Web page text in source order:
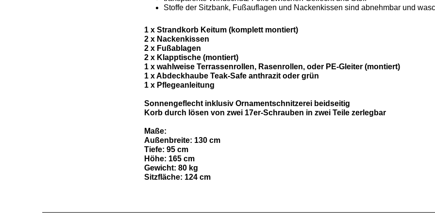
Stoffe der Sitzbank, Fußauflagen und Nackenkissen sind abnehmbar und
1 x Strandkorb Keitum (komplett montiert)
2 x Nackenkissen
2 x Fußablagen
2 x Klapptische (montiert)
1 x wahlweise Terrassenrollen, Rasenrollen, oder PE-Gleiter (montiert)
1 x Abdeckhaube Teak-Safe anthrazit oder grün
1 x Pflegeanleitung
Sonnengeflecht inklusiv Ornamentschnitzerei beidseitig
Korb durch lösen von zwei 17er-Schrauben in zwei Teile zerlegbar
Maße:
Außenbreite: 130 cm
Tiefe: 95 cm
Höhe: 165 cm
Gewicht: 80 kg
Sitzfläche: 124 cm